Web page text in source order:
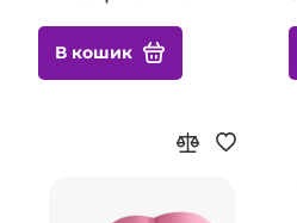
В кошик